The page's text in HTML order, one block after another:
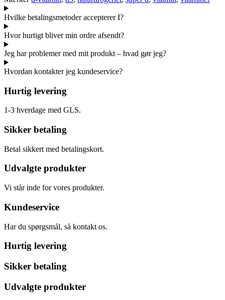
Hvilke betalingsmetoder accepterer I?
Hvor hurtigt bliver min ordre afsendt?
Jeg har problemer med mit produkt – hvad gør jeg?
Hvordan kontakter jeg kundeservice?
Hurtig levering
1-3 hverdage med GLS.
Sikker betaling
Betal sikkert med betalingskort.
Udvalgte produkter
Vi står inde for vores produkter.
Kundeservice
Har du spørgsmål, så kontakt os.
Hurtig levering
Sikker betaling
Udvalgte produkter